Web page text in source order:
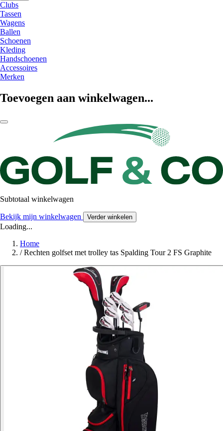
Clubs
Tassen
Wagens
Ballen
Schoenen
Kleding
Handschoenen
Accessoires
Merken
Toevoegen aan winkelwagen...
Subtotaal winkelwagen
Bekijk mijn winkelwagen Verder winkelen
Loading...
Home
/ Rechten golfset met trolley tas Spalding Tour 2 FS Graphite